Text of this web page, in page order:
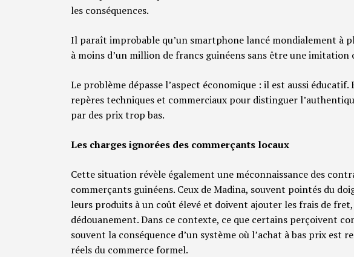
les conséquences.
Il paraît improbable qu’un smartphone lancé mondialement à
à moins d’un million de francs guinéens sans être une
Le problème dépasse l’aspect économique : il est aussi
repères techniques et commerciaux pour distinguer
par des prix trop bas.
Les charges ignorées des commerçants locaux
Cette situation révèle également une méconnaissance des
commerçants guinéens. Ceux de Madina, souvent pointés du
leurs produits à un coût élevé et doivent ajouter les frais de
dédouanement. Dans ce contexte, ce que certains perçoivent
souvent la conséquence d’un système où l’achat à bas prix est
réels du commerce formel.